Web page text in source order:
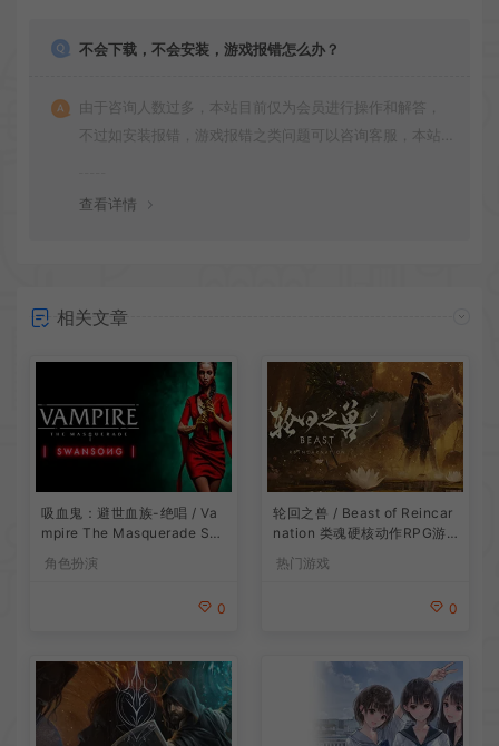
不会下载，不会安装，游戏报错怎么办？
由于咨询人数过多，本站目前仅为会员进行操作和解答，
不过如安装报错，游戏报错之类问题可以咨询客服，本站
查看详情
相关文章
吸血鬼：避世血族-绝唱 / Va
mpire The Masquerade Sw
角色扮演
0
轮回之兽 / Beast of Reincar
nation 类魂硬核动作RPG游
热门游戏
0